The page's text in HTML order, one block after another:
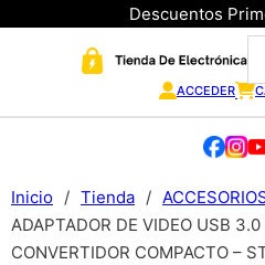
Descuentos
ACCEDER
Inicio / Tienda /
ADAPTADOR DE VIDEO USB
CONVERTIDOR COMPACTO –